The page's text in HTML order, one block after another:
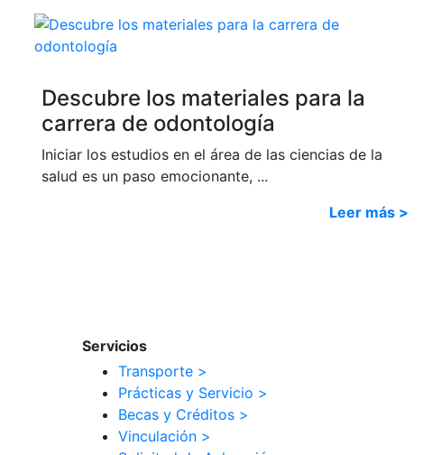
Descubre los materiales para la
carrera de odontología
Iniciar los estudios en el área de las ciencias de la
salud es un paso emocionante, ...
Leer más >
Servicios
Transporte >
Prácticas y Servicio >
Becas y Créditos >
Vinculación >